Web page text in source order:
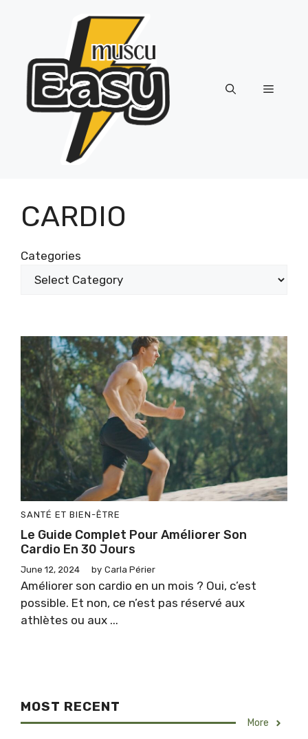
Menu
CARDIO
Categories
SANTÉ ET BIEN-ÊTRE
Le Guide Complet Pour Améliorer Son
Cardio En 30 Jours
June 12, 2024 by Carla Périer
Améliorer son cardio en un mois ? Oui, c’est
possible. Et non, ce n’est pas réservé aux
athlètes ou aux ...
MOST RECENT
More